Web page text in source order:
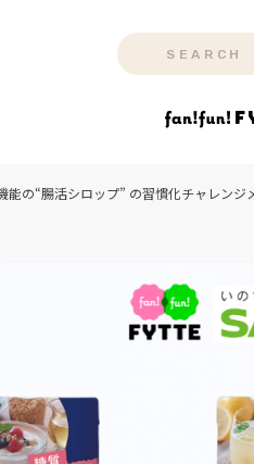
の“腸活シロップ” の習慣化チャレンジ